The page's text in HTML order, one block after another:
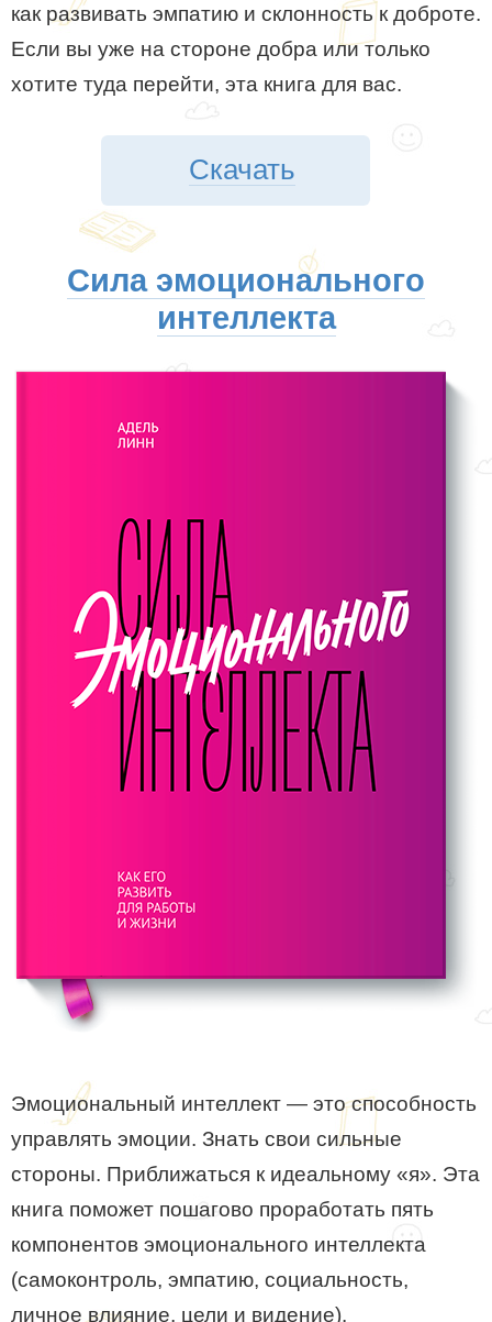
как развивать эмпатию и склонность к доброте.
Если вы уже на стороне добра или только
хотите туда перейти, эта книга для вас.
Скачать
Сила эмоционального
интеллекта
Эмоциональный интеллект — это способность
управлять эмоции. Знать свои сильные
стороны. Приближаться к идеальному «я». Эта
книга поможет пошагово проработать пять
компонентов эмоционального интеллекта
(самоконтроль, эмпатию, социальность,
личное влияние, цели и видение).